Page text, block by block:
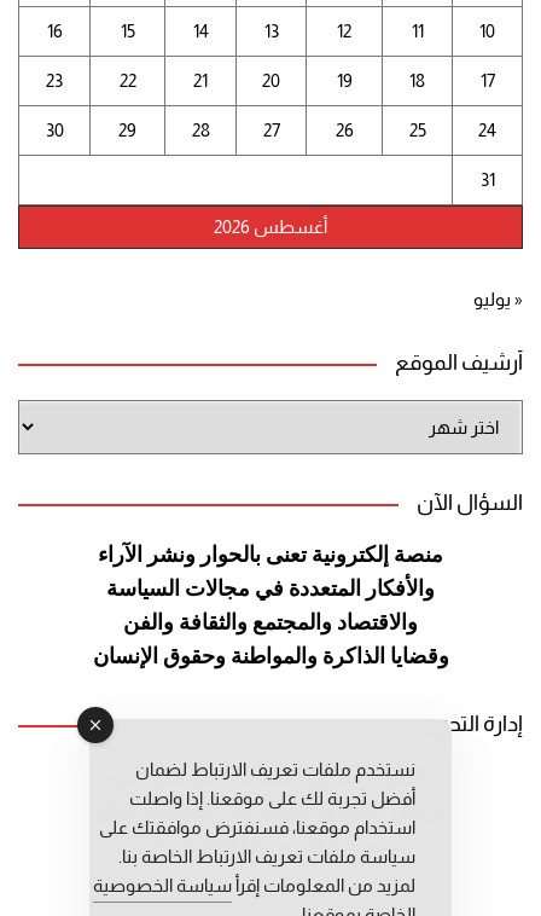
أغسطس 2026
10
11
12
13
14
15
16
17
18
19
20
21
22
23
24
25
26
27
28
29
30
31
« يوليو
أرشيف الموقع
الموقع
السؤال الآن
منصة إلكترونية تعنى بالحوار ونشر الآراء
والأفكار المتعددة في مجالات السياسة
والاقتصاد والمجتمع والثقافة والفن
وقضايا الذاكرة والمواطنة وحقوق الإنسان
إدارة التحرير
رئيس التحرير: عبد الرحيم التوراني
رئيس التحرير المساعد: المعطي قبال
مديرة التحرير: فاطمة حوحو
نستخدم ملفات تعريف الارتباط لضمان
أفضل تجربة لك على موقعنا. إذا واصلت
استخدام موقعنا، فسنفترض موافقتك على
سياسة ملفات تعريف الارتباط الخاصة بنا.
لمزيد من المعلومات إقرأ سياسة الخصوصية